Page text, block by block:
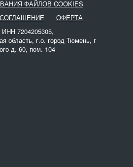
ФАЙЛОВ COOKIES
ОФЕРТА
7204205305,
область, г.о. город Тюмень, г
д. 60, пом. 104